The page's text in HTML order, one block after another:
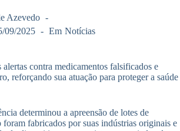
Azevedo
09/2025 Em Notícias
contra medicamentos falsificados e
reforçando sua atuação para proteger a saúde
determinou a apreensão de lotes de
foram fabricados por suas indústrias originais e